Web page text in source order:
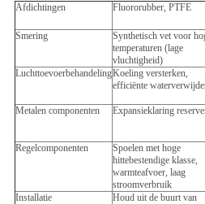
Afdichtingen Fluororubber, PTFE
Smering
Synthetisch vet voor
temperaturen (lage
vluchtigheid)
LuchttoevoerbehandelingKoeling versterken,
efficiënte
Metalen componenten
Expansieklaring
Regelcomponenten
Spoelen met hoge
hittebestendige klasse,
warmteafvoer, laag
stroomverbruik
Installatie
Houd uit de buurt van